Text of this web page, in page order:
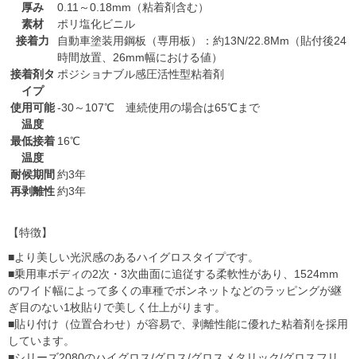
厚み
0.11～0.18mm（粘着剤含む）
素材
ポリ塩化ビニル
接着力
自動車塗装用鋼板（専用板）：約13N/22.8Mm（貼付後24
時間放置、26mm幅における値）
接着剤タ
イプ
ポジショナブル感圧活性型粘着剤
使用可能
温度
-30～107℃ 連続使用の場合は65℃まで
最低接着
温度
16℃
耐候期間 約3年
再剥離性約3年
【特徴】
■より美しい光沢感のあるハイグロスタイプです。
■乗用車ボディの2次・3次曲面に追従する柔軟性があり、1524mm
のワイド幅によって多くの車種でボンネットなどのラッピングが継
ぎ目のない1枚貼りで美しく仕上がります。
■貼り付け（位置合わせ）が容易で、剥離性能に優れた粘着剤を採用
しています。